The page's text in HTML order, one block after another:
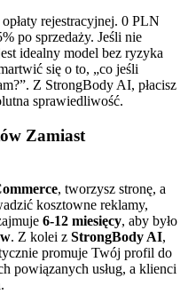
rejestracyjnej. 0 PLN
po sprzedaży. Jeśli nie
idealny model bez ryzyka
się o to, „co jeśli
Z StrongBody AI, płacisz
sprawiedliwość.
Zamiast
, tworzysz stronę, a
kosztowne reklamy,
6-12 miesięcy, aby było
. Z kolei z StrongBody AI,
promuje Twój profil do
powiązanych usług, a klienci